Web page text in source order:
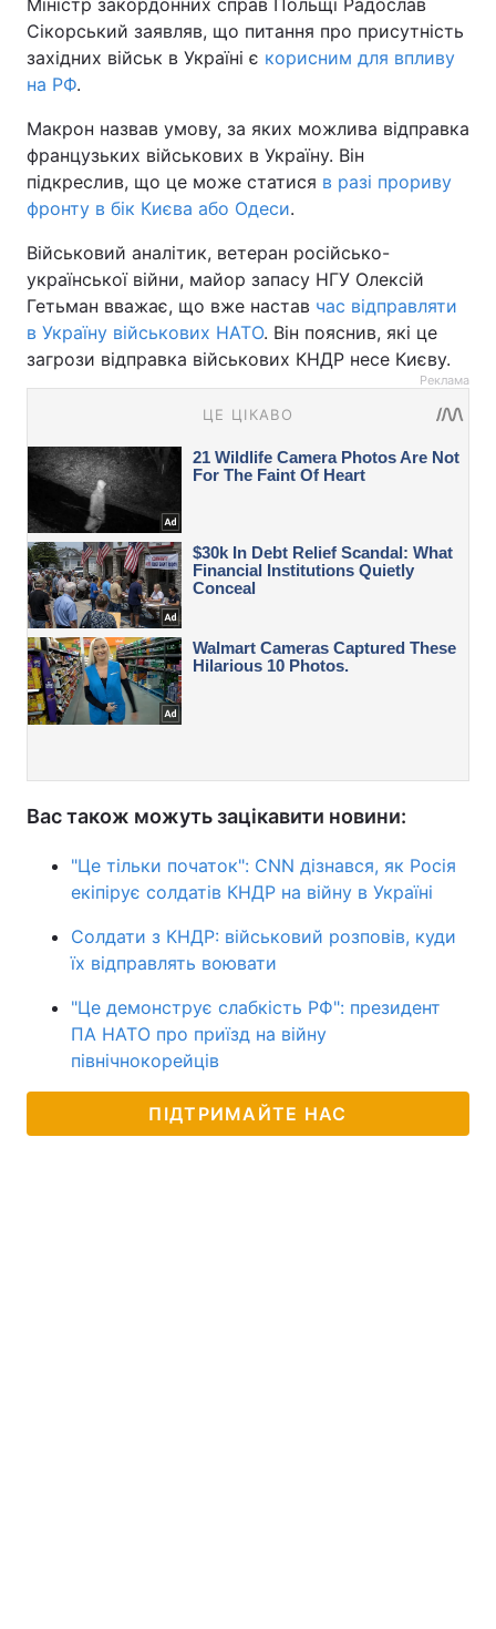
Міністр закордонних справ Польщі Радослав
Сікорський заявляв, що питання про присутність
західних військ в Україні є корисним для впливу
на РФ.
Макрон назвав умову, за яких можлива відправка
французьких військових в Україну. Він
підкреслив, що це може статися в разі прориву
фронту в бік Києва або Одеси.
Військовий аналітик, ветеран російсько-
української війни, майор запасу НГУ Олексій
Гетьман вважає, що вже настав час відправляти
в Україну військових НАТО. Він пояснив, які це
загрози відправка військових КНДР несе Києву.
Реклама
Вас також можуть зацікавити новини:
"Це тільки початок": CNN дізнався, як Росія
екіпірує солдатів КНДР на війну в Україні
Солдати з КНДР: військовий розповів, куди
їх відправлять воювати
"Це демонструє слабкість РФ": президент
ПА НАТО про приїзд на війну
північнокорейців
ПІДТРИМАЙТЕ НАС